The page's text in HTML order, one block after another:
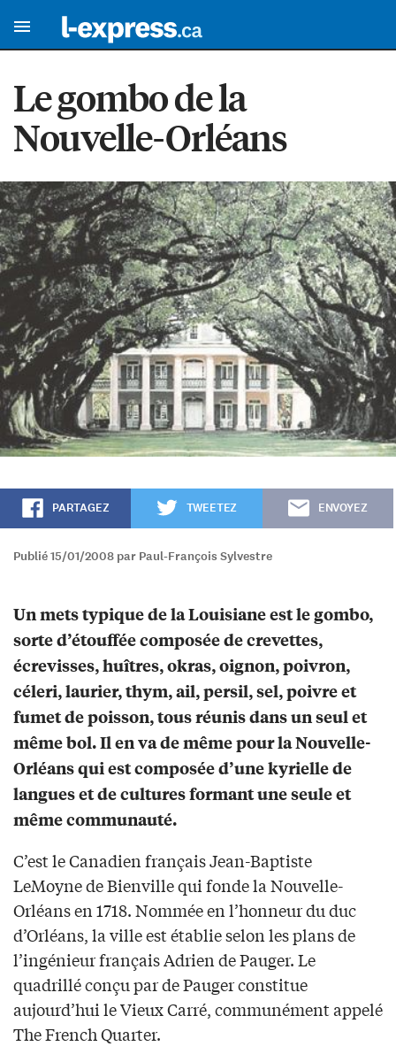
Le gombo de la
Nouvelle-Orléans
PARTAGEZ TWEETEZ ENVOYEZ
Publié 15/01/2008 par Paul-François Sylvestre
Un mets typique de la Louisiane est le gombo,
sorte d’étouffée composée de crevettes,
écrevisses, huîtres, okras, oignon, poivron,
céleri, laurier, thym, ail, persil, sel, poivre et
fumet de poisson, tous réunis dans un seul et
même bol. Il en va de même pour la Nouvelle-
Orléans qui est composée d’une kyrielle de
langues et de cultures formant une seule et
même communauté.
C’est le Canadien français Jean-Baptiste
LeMoyne de Bienville qui fonde la Nouvelle-
Orléans en 1718. Nommée en l’honneur du duc
d’Orléans, la ville est établie selon les plans de
l’ingénieur français Adrien de Pauger. Le
quadrillé conçu par de Pauger constitue
aujourd’hui le Vieux Carré, communément appelé
The French Quarter.